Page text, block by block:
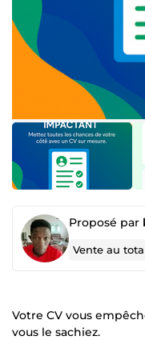
Proposé par
Vente au
Votre CV vous
vous le sachiez.